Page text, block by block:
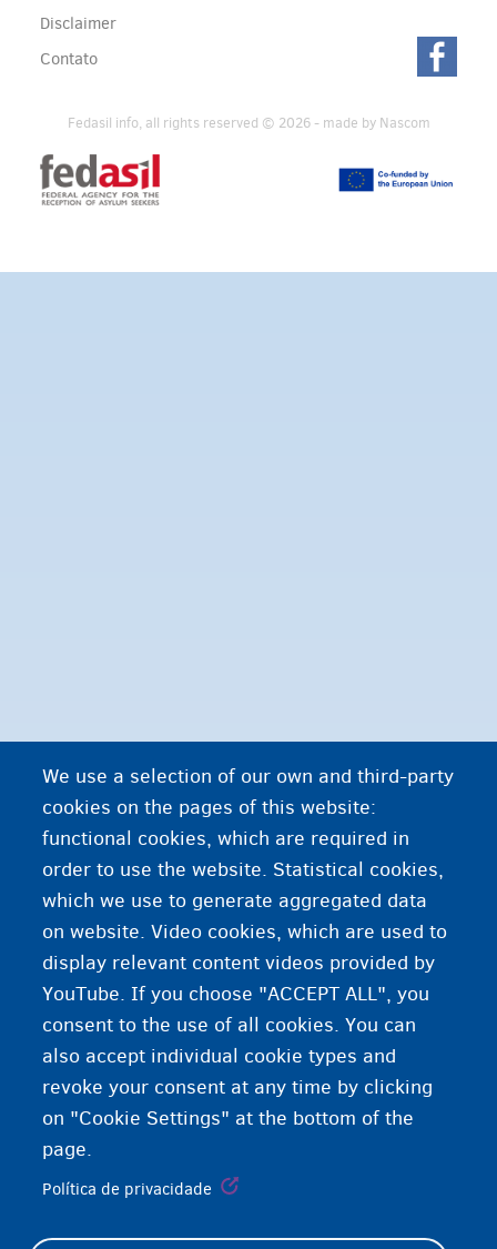
We use a selection of our own and third-party
cookies on the pages of this website:
functional cookies, which are required in
order to use the website. Statistical cookies,
which we use to generate aggregated data
on website. Video cookies, which are used to
display relevant content videos provided by
YouTube. If you choose "ACCEPT ALL", you
consent to the use of all cookies. You can
also accept individual cookie types and
revoke your consent at any time by clicking
on "Cookie Settings" at the bottom of the
page.
Política de privacidade
Disclaimer
Contato
Fedasil info, all rights reserved © 2026 - made by Nascom